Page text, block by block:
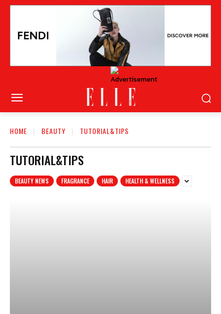
HOME BEAUTY TUTORIAL&TIPS
TUTORIAL&TIPS
BEAUTY NEWS FRAGRANCE HAIR HEALTH & WELLNESS